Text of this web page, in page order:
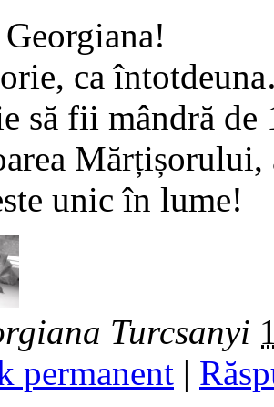
ca
să fii mândră
unic în lume!
Turcsanyi
permanent |